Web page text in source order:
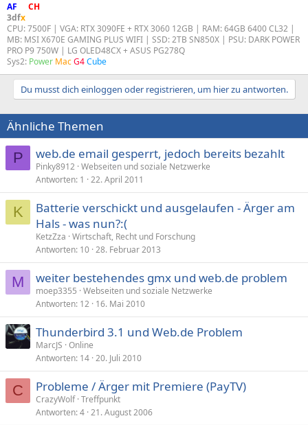
AF
CH
3dfx
CPU: 7500F | VGA: RTX 3090FE + RTX 3060 12GB | RAM: 64GB 6400 CL32 |
MB: MSI X670E GAMING PLUS WIFI | SSD: 2TB SN850X | PSU: DARK POWER
PRO P9 750W | LG OLED48CX + ASUS PG278Q
Sys2: Power MacG4Cube
Du musst dich einloggen oder registrieren, um hier zu antworten.
Ähnliche Themen
P web.de email gesperrt, jedoch bereits bezahlt
Pinky8912 Webseiten und soziale Netzwerke
Antworten 1 22. April 2011
K
Batterie verschickt und ausgelaufen - Ärger am
Hals - was nun?:(
KetzZza Wirtschaft, Recht und Forschung
Antworten 10 28. Februar 2013
M weiter bestehendes gmx und web.de problem
moep3355 Webseiten und soziale Netzwerke
Antworten 12 16. Mai 2010
Thunderbird 3.1 und Web.de Problem
MarcJS Online
Antworten 14 20. Juli 2010
C Probleme / Ärger mit Premiere (PayTV)
CrazyWolf Treffpunkt
Antworten 4 21. August 2006